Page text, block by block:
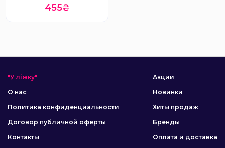
455₴
"У ліжку"
О нас
Политика конфиденциальности
Договор публичной оферты
Контакты
Акции
Новинки
Хиты продаж
Бренды
Оплата и доставка